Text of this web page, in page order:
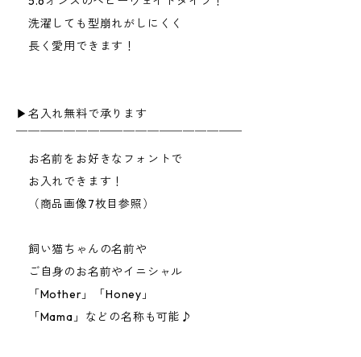
洗濯しても型崩れがしにくく
長く愛用できます！
▶︎名入れ無料で承ります
￣￣￣￣￣￣￣￣￣￣￣￣￣￣￣￣￣￣￣
お名前をお好きなフォントで
お入れできます！
（商品画像7枚目参照）
飼い猫ちゃんの名前や
ご自身のお名前やイニシャル
「Mother」「Honey」
「Mama」などの名称も可能♪